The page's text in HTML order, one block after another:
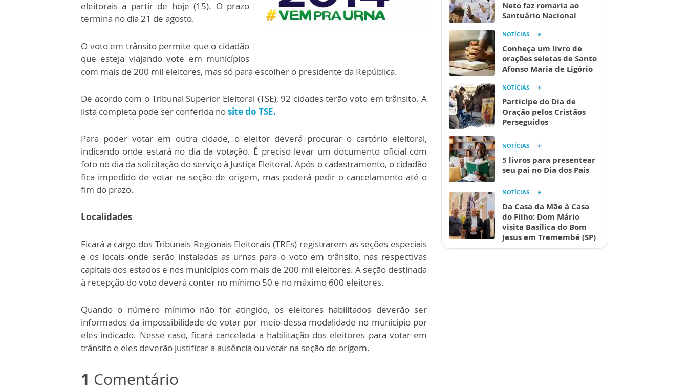
eleitorais a partir de hoje (15). O prazo
termina no dia 21 de agosto.
O voto em trânsito permite que o cidadão
que esteja viajando vote em municípios
com mais de 200 mil eleitores, mas só para escolher o presidente da República.
De acordo com o Tribunal Superior Eleitoral (TSE), 92 cidades terão voto em trânsito. A
lista completa pode ser conferida nosite do TSE.
Para poder votar em outra cidade, o eleitor deverá procurar o cartório eleitoral,
indicando onde estará no dia da votação. É preciso levar um documento oficial com
foto no dia da solicitação do serviço à Justiça Eleitoral. Após o cadastramento, o cidadão
fica impedido de votar na seção de origem, mas poderá pedir o cancelamento até o
fim do prazo.
Localidades
Ficará a cargo dos Tribunais Regionais Eleitorais (TREs) registrarem as seções especiais
e os locais onde serão instaladas as urnas para o voto em trânsito, nas respectivas
capitais dos estados e nos municípios com mais de 200 mil eleitores. A seção destinada
à recepção do voto deverá conter no mínimo 50 e no máximo 600 eleitores.
Quando o número mínimo não for atingido, os eleitores habilitados deverão ser
informados da impossibilidade de votar por meio dessa modalidade no município por
eles indicado. Nesse caso, ficará cancelada a habilitação dos eleitores para votar em
trânsito e eles deverão justificar a ausência ou votar na seção de origem.
1 Comentário
Neto faz romaria ao
Santuário Nacional
NOTÍCIAS
Conheça um livro de
orações seletas de Santo
Afonso Maria de Ligório
NOTÍCIAS
Participe do Dia de
Oração pelos Cristãos
Perseguidos
NOTÍCIAS
5 livros para presentear
seu pai no Dia dos Pais
NOTÍCIAS
Da Casa da Mãe à Casa
do Filho: Dom Mário
visita Basílica do Bom
Jesus em Tremembé (SP)